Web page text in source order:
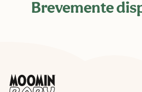
Brevemente